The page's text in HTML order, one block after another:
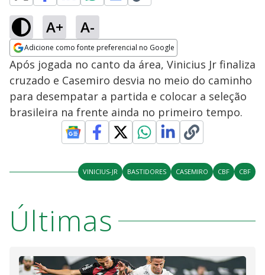
A+ A-
Adicione como fonte preferencial no Google
Opens in new window
Após jogada no canto da área, Vinicius Jr finaliza
cruzado e Casemiro desvia no meio do caminho
para desempatar a partida e colocar a seleção
brasileira na frente ainda no primeiro tempo.
VINICIUS-JR BASTIDORES CASEMIRO CBF CBF
Últimas